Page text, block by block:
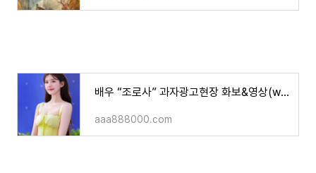
배우 “조로사” 과자광고현장 화보&영상(with 주렴옥막 소식)
aaa888000.com